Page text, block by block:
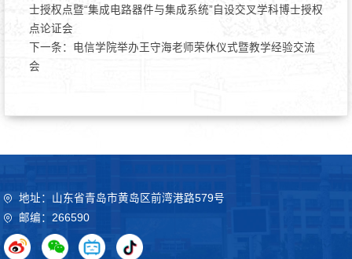
士授权点暨“集成电路器件与集成系统”自设交叉学科博士授权
点论证会
下一条： 电信学院举办王守海老师荣休仪式暨教学经验交流
会
地址：山东省青岛市黄岛区前湾港路579号
邮编：266590